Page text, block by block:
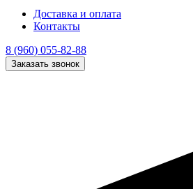
Доставка и оплата
Контакты
8 (960) 055-82-88
Заказать звонок